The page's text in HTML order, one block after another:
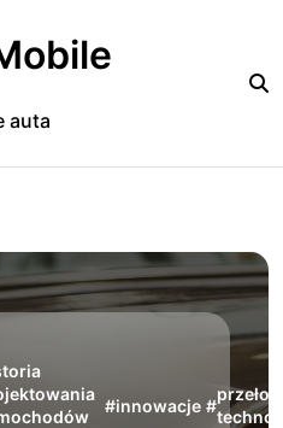
auta
#innowacje #